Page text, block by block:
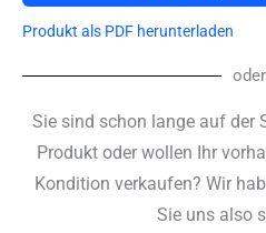
Produkt als PDF herunterladen
oder
Sie sind schon lange auf der
Produkt oder wollen Ihr
Kondition verkaufen? Wir
Sie uns also